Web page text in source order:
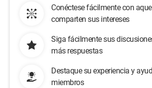
Conéctese fácilmente con
comparten sus intereses
Siga fácilmente sus
más respuestas
Destaque su experiencia y
miembros